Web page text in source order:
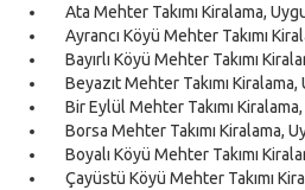
Ata Mehter Takımı Kiralama,
Ayrancı Köyü Mehter Takımı
Bayırlı Köyü Mehter Takımı
Beyazıt Mehter Takımı
Bir Eylül Mehter Takımı
Borsa Mehter Takımı Kiralama,
Boyalı Köyü Mehter Takımı
Çayüstü Köyü Mehter Takımı